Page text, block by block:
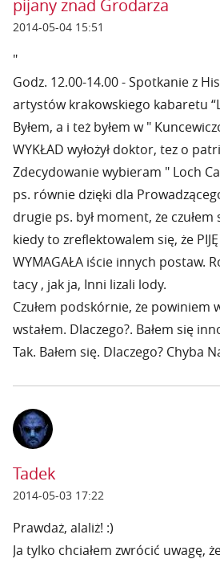
pijany znad Grodarza
2014-05-04 15:51
"
Godz. 12.00-14.00 - Spotkanie z
artystów krakowskiego kabaretu
Byłem, a i też byłem w "
WYKŁAD wyłożył doktor, tez o
Zdecydowanie wybieram " Loch
ps. równie dzięki dla
drugie ps. był moment, że czułem
kiedy to zreflektowalem się, że
WYMAGAŁA iście innych postaw.
tacy , jak ja, Inni lizali lody.
Czułem podskórnie, że powiniem
wstałem. Dlaczego?. Bałem się
Tak. Bałem się. Dlaczego? Chyba
Tadek
2014-05-03 17:22
Prawdaż, alaliż! :)
Ja tylko chciałem zwrócić uwagę,